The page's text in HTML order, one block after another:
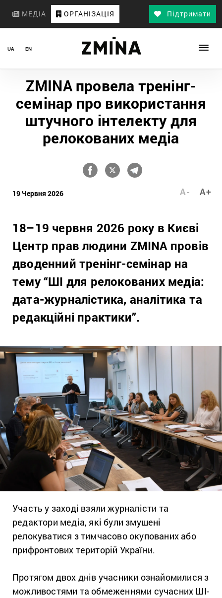
МЕДІА ОРГАНІЗАЦІЯ Підтримати
UA EN
ZMINA провела тренінг-
семінар про використання
штучного інтелекту для
релокованих медіа
19 Червня 2026 A+
A-
18–19 червня 2026 року в Києві
Центр прав людини ZMINA провів
дводенний тренінг-семінар на
тему “ШІ для релокованих медіа:
дата-журналістика, аналітика та
редакційні практики”.
Участь у заході взяли журналісти та
редактори медіа, які були змушені
релокуватися з тимчасово окупованих або
прифронтових територій України.
Протягом двох днів учасники ознайомилися з
можливостями та обмеженнями сучасних ШІ-